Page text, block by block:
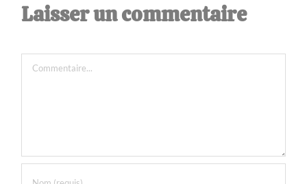
Laisser un commentaire
Commentaire